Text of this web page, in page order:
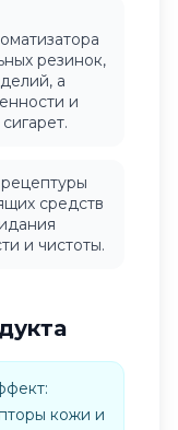
резинок,
а
и
средств
и чистоты.
кожи и